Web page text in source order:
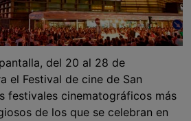
del 20 al 28 de
el Festival de cine de San
festivales cinematográficos más
de los que se celebran en